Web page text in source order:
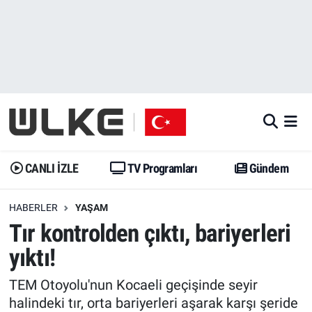
CANLI İZLE TV Programları Gündem
HABERLER YAŞAM
Tır kontrolden çıktı, bariyerleri
yıktı!
TEM Otoyolu'nun Kocaeli geçişinde seyir
halindeki tır, orta bariyerleri aşarak karşı şeride
Gündem
Dünya
Erişim Bilgileri
Ekonomi
Trend
Gündem
Trend
Erişim Bilgileri
Spor
Ekonomi
İstanbul Namaz Vakitleri
Trafik Durumu
Erişim Bilgileri
Tüm Manşetler
Son Dakika Haberleri